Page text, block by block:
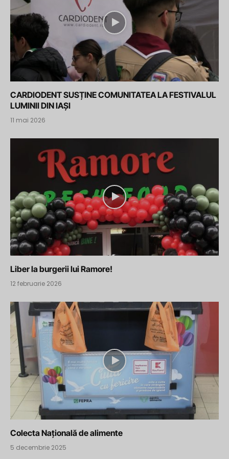
CARDIODENT SUSȚINE COMUNITATEA LA FESTIVALUL
LUMINII DIN IAȘI
11 mai 2026
Liber la burgerii lui Ramore!
12 februarie 2026
Colecta Națională de alimente
5 decembrie 2025